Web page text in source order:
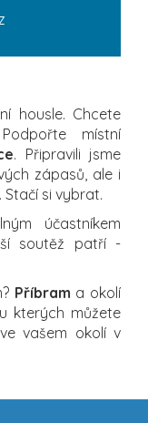
housle. Chcete
místní
. Připravili jsme
zápasů, ale i
si vybrat.
účastníkem
soutěž patří -
Příbram a okolí
kterých můžete
ve vašem okolí v